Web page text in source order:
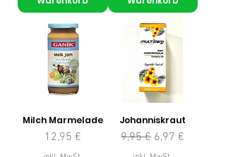
Milch Marmelade
Preis
12,95 €
Johanniskraut
Standardpreis
9,95 € Sale-Preis
6,97 €